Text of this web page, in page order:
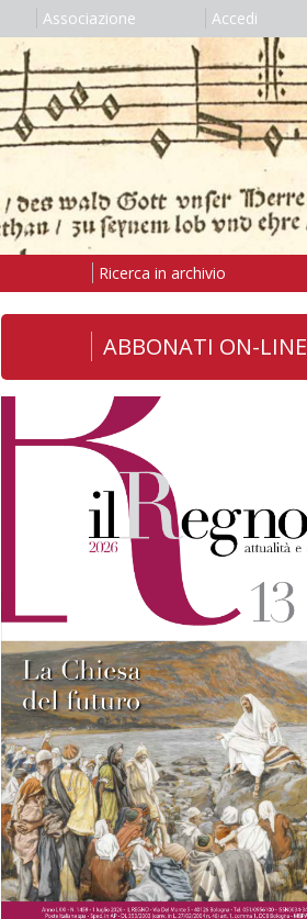
Associazione Accedi
Ricerca in archivio
ABBONATI ON-LINE